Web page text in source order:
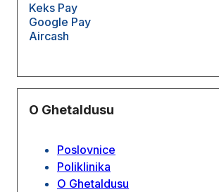
Keks Pay
Google Pay
Aircash
O Ghetaldusu
Poslovnice
Poliklinika
O Ghetaldusu